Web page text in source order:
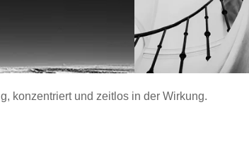
konzentriert und zeitlos in der Wirkung.